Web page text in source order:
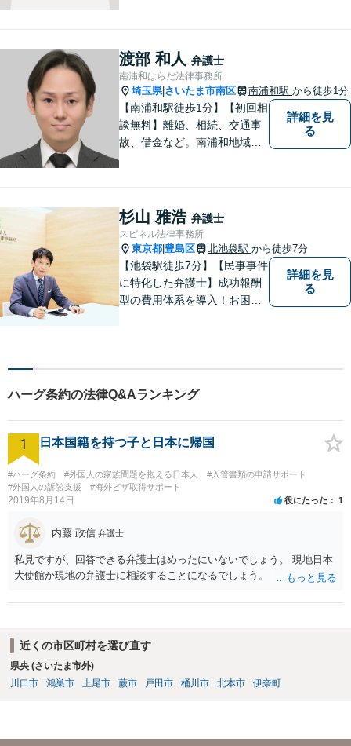
ような内容でもお気軽にご相
談ください。【24時間問い合
わせ受付中】
渡部 和人 弁護士
南浦和はらだ法律事務所
埼玉県| さいたま市南区 南浦和駅 から徒歩1分
【南浦和駅徒歩1分】【初回相
談無料】離婚、相続、交通事
故、借金など。南浦和地域の
かを常に考えて弁護に取り組
んでまいります。
詳細を見
る
杉山 雅浩 弁護士
スピネル法律事務所
東京都 豊島区 北池袋駅 から徒歩7分
【池袋駅徒歩7分】【民事事件
に特化した弁護士】成功報酬
型の費用体系を導入！お困り
で広く取り扱い、幅広い分野
で実績あり！【完全個室対
応】
詳細を見
る
ハーグ条約の法律Q&Aランキング
1 日本国籍を持つ子と日本に帰国
#ハーグ条約 #外国人の家族問題を抱える日本人
#入管書類の申請サポート
#外国人の訴訟支援
#海外ビザ取得サポート
2019年8月14日 役にたった 1
内藤 政信 弁護士
私見ですが、回答できる弁護士はめったにいないでしょう。 現地日本
大使館か現地の弁護士に相談することになるでしょう。
近くの市区町村を選び直す
県央 (さいたま市外)
川口市
鴻巣市 上尾市 蕨市 戸田市 桶川市 北本市 伊奈町